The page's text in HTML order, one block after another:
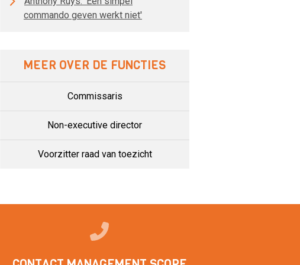
commando geven werkt niet'
MEER OVER DE FUNCTIES
Commissaris
Non-executive director
Voorzitter raad van toezicht